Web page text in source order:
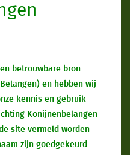
betrouwbare bron
en hebben wij
kennis en gebruik
Konijnenbelangen
site vermeld worden
zijn goedgekeurd